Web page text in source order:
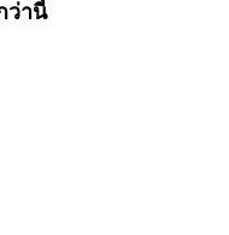
ว่านี้